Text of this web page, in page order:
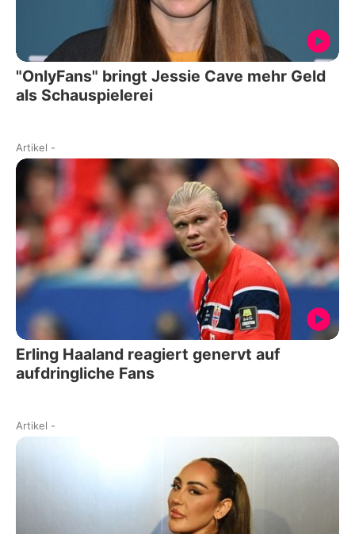
"OnlyFans" bringt Jessie Cave mehr Geld
als Schauspielerei
Artikel -
Erling Haaland reagiert genervt auf
aufdringliche Fans
Artikel -